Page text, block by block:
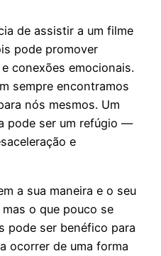
de assistir a um filme
pode promover
conexões emocionais.
sempre encontramos
nós mesmos. Um
pode ser um refúgio —
e
a sua maneira e o seu
o que pouco se
pode ser benéfico para
ocorrer de uma forma